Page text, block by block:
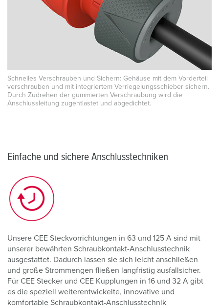
Schnelles Verschrauben und Sichern: Gehäuse mit dem Vorderteil
verschrauben und mit integriertem Verriegelungsschieber sichern.
Durch Zudrehen der gummierten Verschraubung wird die
Anschlussleitung zugentlastet und abgedichtet.
Einfache und sichere Anschlusstechniken
Unsere CEE Steckvorrichtungen in 63 und 125 A sind mit
unserer bewährten Schraubkontakt-Anschlusstechnik
ausgestattet. Dadurch lassen sie sich leicht anschließen
und große Strommengen fließen langfristig ausfallsicher.
Für CEE Stecker und CEE Kupplungen in 16 und 32 A gibt
es die speziell weiterentwickelte, innovative und
komfortable Schraubkontakt-Anschlusstechnik